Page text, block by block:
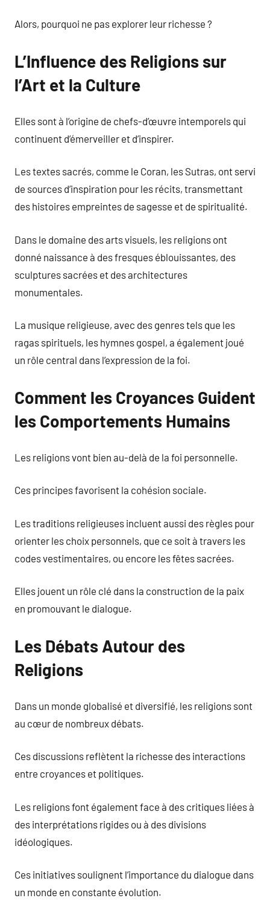
Alors, pourquoi ne pas explorer leur richesse ?
L’Influence des Religions sur
l’Art et la Culture
Elles sont à l’origine de chefs-d’œuvre intemporels qui
continuent d’émerveiller et d’inspirer.
Les textes sacrés, comme le Coran, les Sutras, ont servi
de sources d’inspiration pour les récits, transmettant
des histoires empreintes de sagesse et de spiritualité.
Dans le domaine des arts visuels, les religions ont
donné naissance à des fresques éblouissantes, des
sculptures sacrées et des architectures
monumentales.
La musique religieuse, avec des genres tels que les
ragas spirituels, les hymnes gospel, a également joué
un rôle central dans l’expression de la foi.
Comment les Croyances Guident
les Comportements Humains
Les religions vont bien au-delà de la foi personnelle.
Ces principes favorisent la cohésion sociale.
Les traditions religieuses incluent aussi des règles pour
orienter les choix personnels, que ce soit à travers les
codes vestimentaires, ou encore les fêtes sacrées.
Elles jouent un rôle clé dans la construction de la paix
en promouvant le dialogue.
Les Débats Autour des
Religions
Dans un monde globalisé et diversifié, les religions sont
au cœur de nombreux débats.
Ces discussions reflètent la richesse des interactions
entre croyances et politiques.
Les religions font également face à des critiques liées à
des interprétations rigides ou à des divisions
idéologiques.
Ces initiatives soulignent l’importance du dialogue dans
un monde en constante évolution.